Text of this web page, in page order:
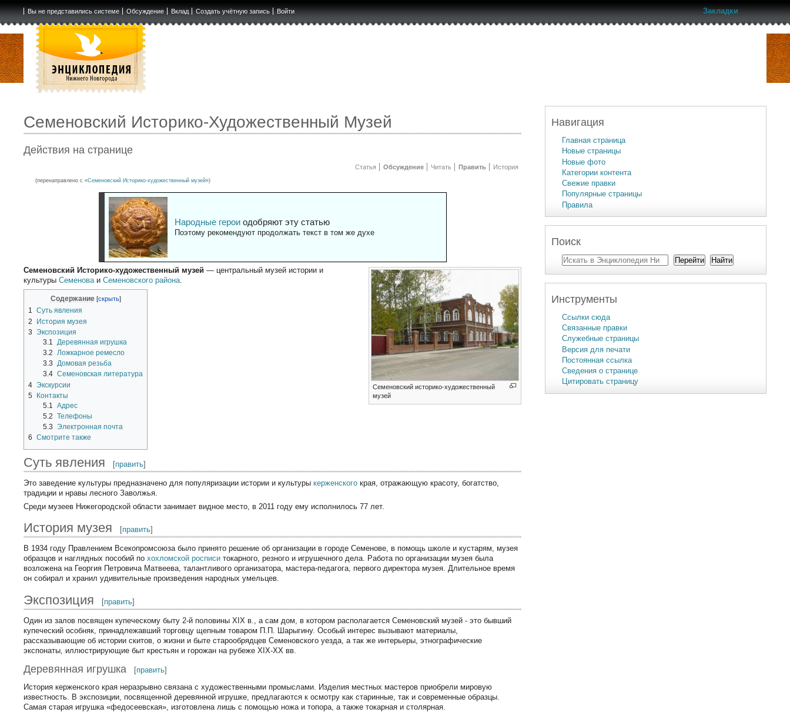
Вы не представились системе Обсуждение Вклад Создать учётную запись Войти Закладки
Семеновский Историко-Художественный Музей
Действия на странице
Статья Обсуждение Читать Править История
(перенаправлено с «Семеновский Историко-художественный музей»)
Народные героиодобряют эту статью
Поэтому рекомендуют продолжать текст в том же духе
Семеновский историко-художественный
музей
Семеновский Историко-художественный музей — центральный музей истории и
культурыСеменоваиСеменовского района.
Содержание
1 Суть явления
2
История музея
3 Экспозиция
3.1
Деревянная игрушка
3.2 Ложкарное ремесло
3.3 Домовая резьба
3.4 Семеновская литература
4 Экскурсии
5 Контакты
5.1
Адрес
5.2 Телефоны
5.3 Электронная почта
6 Смотрите также
Суть явления [править]
Это заведение культуры предназначено для популяризации истории и культурыкерженского края, отражающую красоту, богатство,
традиции и нравы лесного Заволжья.
Среди музеев Нижегородской области занимает видное место, в 2011 году ему исполнилось 77 лет.
История музея [править]
В 1934 году Правлением Всекопромсоюза было принято решение об организации в городе Семенове, в помощь школе и кустарям, музея
образцов и наглядных пособий похохломской росписи токарного, резного и игрушечного дела. Работа по организации музея была
возложена на Георгия Петровича Матвеева, талантливого организатора, мастера-педагога, первого директора музея. Длительное время
он собирал и хранил удивительные произведения народных умельцев.
Экспозиция [править]
Один из залов посвящен купеческому быту 2-й половины XIX в., а сам дом, в котором располагается Семеновский музей - это бывший
купеческий особняк, принадлежавший торговцу щепным товаром П.П. Шарыгину. Особый интерес вызывают материалы,
рассказывающие об истории скитов, о жизни и быте старообрядцев Семеновского уезда, а так же интерьеры, этнографические
экспонаты, иллюстрирующие быт крестьян и горожан на рубеже ХIХ-ХХ вв.
Деревянная игрушка [править]
История керженского края неразрывно связана с художественными промыслами. Изделия местных мастеров приобрели мировую
известность. В экспозиции, посвященной деревянной игрушке, предлагаются к осмотру как старинные, так и современные образцы.
Самая старая игрушка «федосеевская», изготовлена лишь с помощью ножа и топора, а также токарная и столярная.
Навигация
Главная страница
Новые страницы
Новые фото
Категории контента
Свежие правки
Популярные страницы
Правила
Поиск
Инструменты
Ссылки сюда
Связанные правки
Служебные страницы
Версия для печати
Постоянная ссылка
Сведения о странице
Цитировать страницу